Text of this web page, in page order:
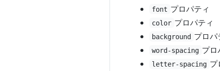
font プロパティ
color プロパティ
background プロパ
word-spacing プロ
letter-spacing プ